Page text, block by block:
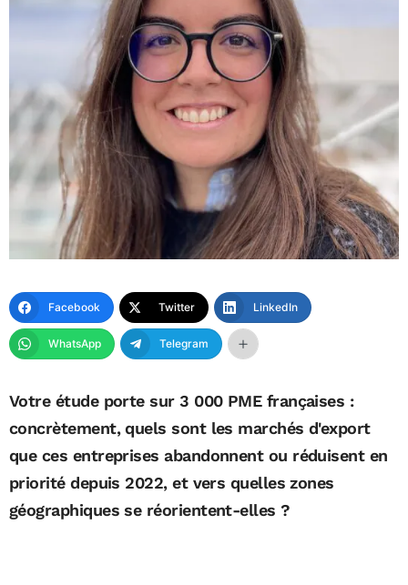
Facebook Twitter LinkedIn
WhatsApp Telegram
Votre étude porte sur 3 000 PME françaises :
concrètement, quels sont les marchés d'export
que ces entreprises abandonnent ou réduisent en
priorité depuis 2022, et vers quelles zones
géographiques se réorientent-elles ?